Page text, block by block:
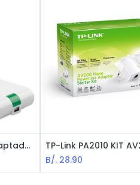
Tp-Link WN822N Adaptador Inalámbrico de Alta Sensibilidad / USB / Black
B/. 28.90